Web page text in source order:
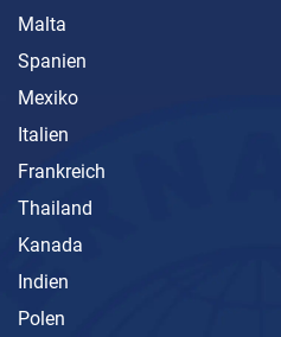
Malta
Spanien
Mexiko
Italien
Frankreich
Thailand
Kanada
Indien
Polen